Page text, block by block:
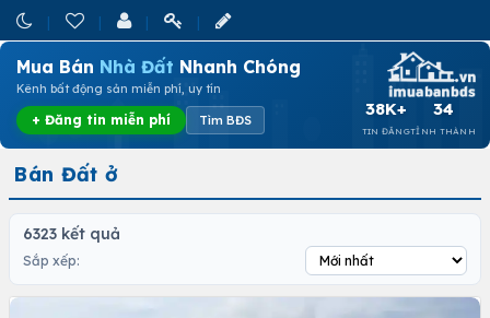
Mua Bán Nhà Đất Nhanh Chóng
Kênh bất động sản miễn phí, uy tín
+ Đăng tin miễn phí Tìm BĐS
38K+
TIN ĐĂNG
34
TỈNH THÀNH
Bán Đất ở
6323 kết quả
Sắp xếp: